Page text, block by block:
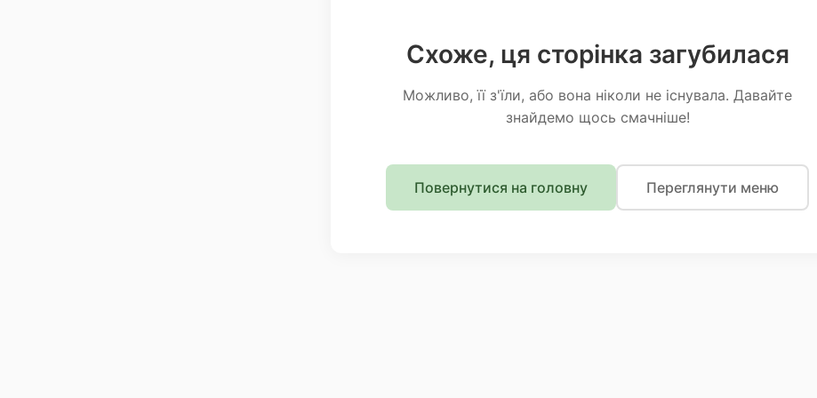
Схоже, ця сторінка загубилася
Можливо, її з'їли, або вона ніколи не існувала. Давайте
знайдемо щось смачніше!
Повернутися на головну Переглянути меню